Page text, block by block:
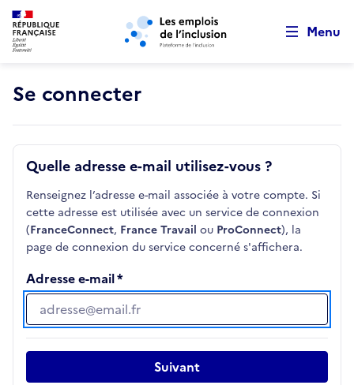
Aller au menu principal Aller au contenu principal
Menu
Se connecter
Quelle adresse e-mail utilisez-vous ?
Renseignez l’adresse e-mail associée à votre compte. Si
cette adresse est utilisée avec un service de connexion
(FranceConnect, France Travail ou ProConnect), la
page de connexion du service concerné s'affichera.
Adresse e-mail
Adresse e-mail
Suivant
Retour au début de la page
Panneau de gestion des cookies